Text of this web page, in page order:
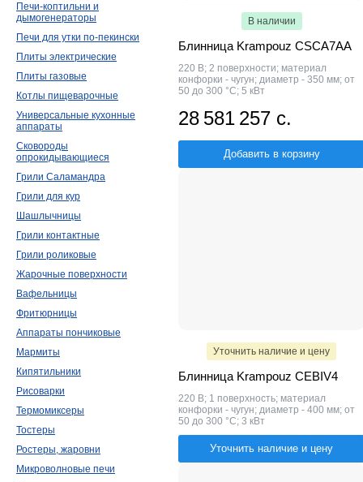
В наличии
Блинница Krampouz CSCA7AA
220 В; 2 поверхности; материал
конфорки - чугун; диаметр - 350 мм; от
50 до 300 °C; 5 кВт
28 581 257 с.
Добавить в корзину
Уточнить наличие и цену
Блинница Krampouz CEBIV4
220 В; 1 поверхность; материал
конфорки - чугун; диаметр - 400 мм; от
50 до 300 °C; 3 кВт
Уточнить наличие и цену
Печи-коптильни и
дымогенераторы
Печи для утки по-пекински
Плиты электрические
Плиты газовые
Котлы пищеварочные
Универсальные кухонные
аппараты
Сковороды
опрокидывающиеся
Грили Саламандра
Грили для кур
Шашлычницы
Грили контактные
Грили роликовые
Жарочные поверхности
Вафельницы
Фритюрницы
Аппараты пончиковые
Мармиты
Кипятильники
Рисоварки
Термомиксеры
Тостеры
Ростеры, жаровни
Микроволновые печи